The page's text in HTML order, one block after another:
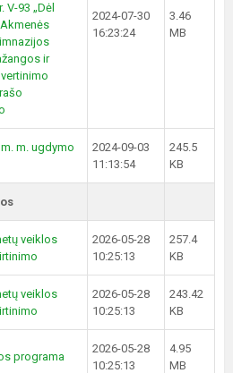
V-93 „Dėl
ir
2024-07-30
16:23:24
3.46
MB
m. ugdymo
2024-09-03
11:13:54
245.5
KB
veiklos
2026-05-28
10:25:13
257.4
KB
veiklos
2026-05-28
10:25:13
243.42
KB
programa
2026-05-28
10:25:13
4.95
MB